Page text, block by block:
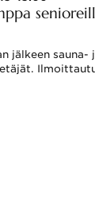
jälkeen sauna-